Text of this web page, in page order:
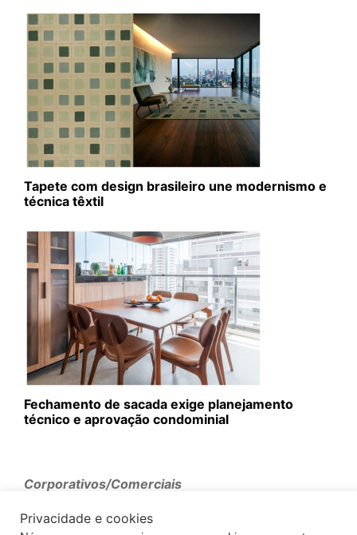
Tapete com design brasileiro une modernismo e
técnica têxtil
Fechamento de sacada exige planejamento
técnico e aprovação condominial
Corporativos/Comerciais
Privacidade e cookies